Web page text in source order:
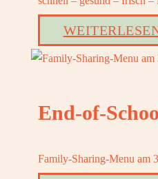
End-of-
Family-Sharing-Menu am